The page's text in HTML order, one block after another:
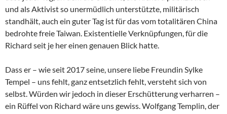
und als Aktivist so unermüdlich unterstützte, militärisch
standhält, auch ein guter Tag ist für das vom totalitären China
bedrohte freie Taiwan. Existentielle Verknüpfungen, für die
Richard seit je her einen genauen Blick hatte.
Dass er – wie seit 2017 seine, unsere liebe Freundin Sylke
Tempel – uns fehlt, ganz entsetzlich fehlt, versteht sich von
selbst. Würden wir jedoch in dieser Erschütterung verharren –
ein Rüffel von Richard wäre uns gewiss. Wolfgang Templin, der